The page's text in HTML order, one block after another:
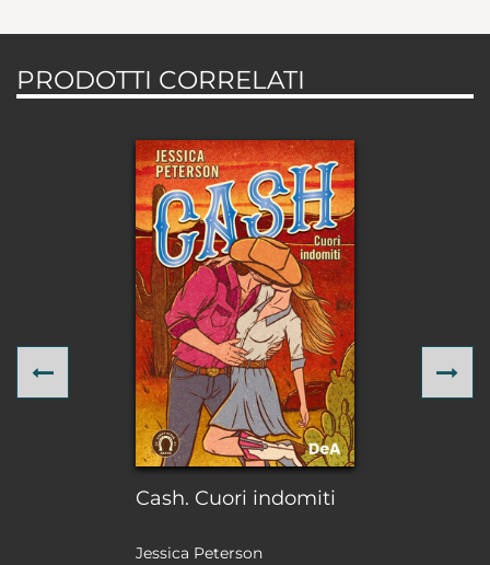
PRODOTTI CORRELATI
Cash. Cuori indomiti
Jessica Peterson
Previous